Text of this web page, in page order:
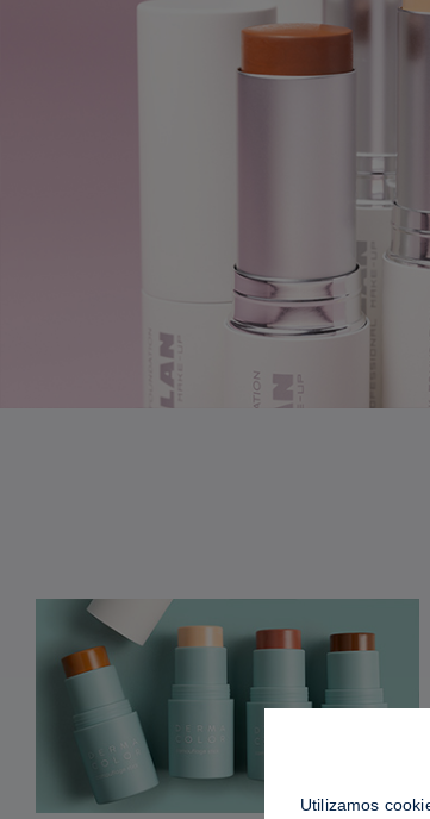
Utilizamos